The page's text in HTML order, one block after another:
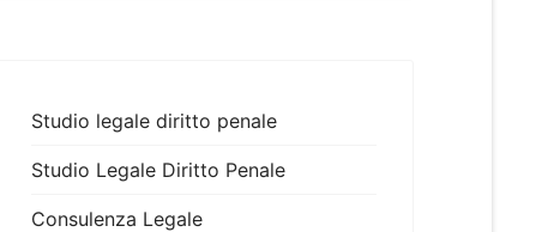
Studio legale diritto penale
Studio Legale Diritto Penale
Consulenza Legale